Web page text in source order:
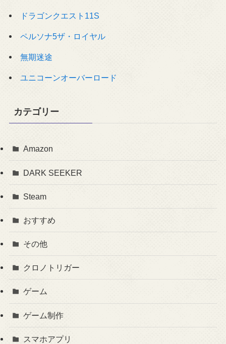
ドラゴンクエスト11S
ペルソナ5ザ・ロイヤル
無期迷途
ユニコーンオーバーロード
カテゴリー
Amazon
DARK SEEKER
Steam
おすすめ
その他
クロノトリガー
ゲーム
ゲーム制作
スマホアプリ